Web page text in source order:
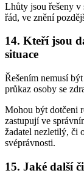
Lhůty jsou řešeny v
řád, ve znění
14. Kteří jsou
situace
Řešením nemusí
průkaz osoby se
Mohou být dotčeni
zastupují ve
žadatel nezletilý, či
svéprávnosti.
15. Jaké další